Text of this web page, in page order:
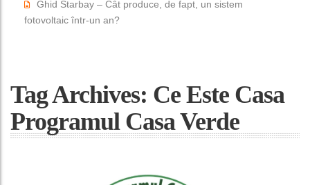
Ghid Starbay – Cât produce, de fapt, un sistem
fotovoltaic într-un an?
Tag Archives: Ce Este Casa
Programul Casa Verde